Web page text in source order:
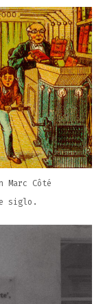
Marc Côté
siglo.